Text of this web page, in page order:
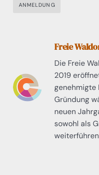
ANMELDUNG
Freie
Die Freie
2019
genehmigte
Gründung
neuen
sowohl als